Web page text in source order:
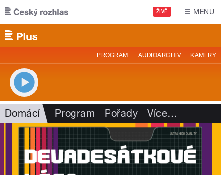
Přejít k hlavnímu obsahu
ŽIVĚ MENU
PROGRAM AUDIOARCHIV KAMERY
Domácí Program Pořady Více…